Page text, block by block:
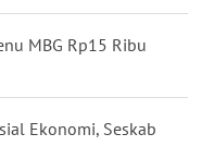
MBG Rp15 Ribu
Ekonomi, Seskab